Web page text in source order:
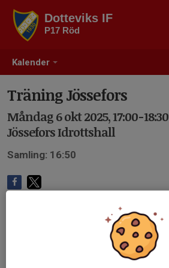
Kalender
Dotteviks IF
P17 Röd
Träning Jössefors
Måndag 6 okt 2025, 17:00-18:30
Jössefors Idrottshall
Samling: 16:50